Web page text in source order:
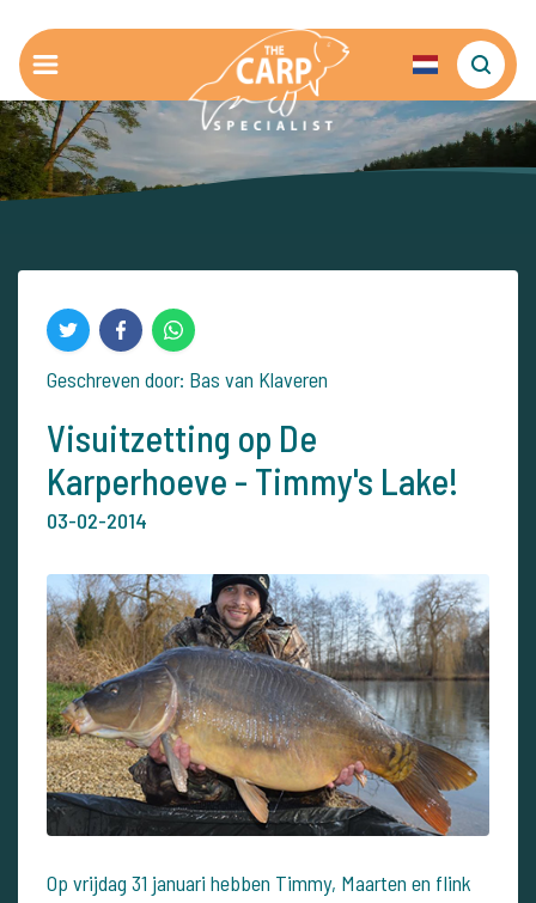
Geschreven door: Bas van Klaveren
Visuitzetting op De
Karperhoeve - Timmy's Lake!
03-02-2014
Op vrijdag 31 januari hebben Timmy, Maarten en flink